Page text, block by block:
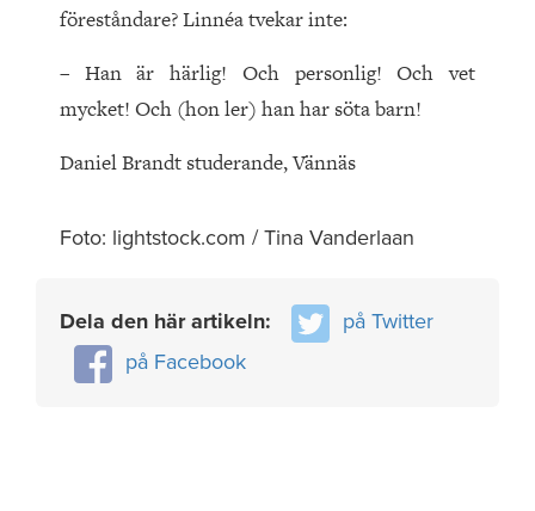
föreståndare? Linnéa tvekar inte:
– Han är härlig! Och personlig! Och vet
mycket! Och (hon ler) han har söta barn!
Daniel Brandt studerande, Vännäs
Foto: lightstock.com / Tina Vanderlaan
Dela den här artikeln:
på Twitter
på Facebook